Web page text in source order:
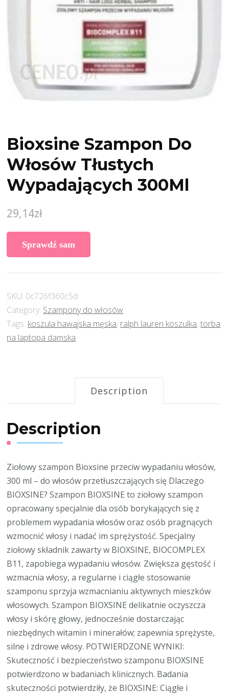
Bioxsine Szampon Do
Włosów Tłustych
Wypadających 300Ml
29,14zł
Sprawdź sam
SKU: 0c726f360c5d
Category: Szampony do włosów
Tags: koszula hawajska męska, ralph lauren koszulka,torba
na laptopa damska
Description
Description
Ziołowy szampon Bioxsine przeciw wypadaniu włosów,
300 ml – do włosów przetłuszczających się Dlaczego
BIOXSINE? Szampon BIOXSINE to ziołowy szampon
opracowany specjalnie dla osób borykających się z
problemem wypadania włosów oraz osób pragnących
wzmocnić włosy i nadać im sprężystość. Specjalny
ziołowy składnik zawarty w BIOXSINE, BIOCOMPLEX
B11, zapobiega wypadaniu włosów. Zwiększa gęstość i
wzmacnia włosy, a regularne i ciągłe stosowanie
szamponu sprzyja wzmacnianiu aktywnych mieszków
włosowych. Szampon BIOXSINE delikatnie oczyszcza
włosy i skórę głowy, jednocześnie dostarczając
niezbędnych witamin i minerałów; zapewnia sprężyste,
silne i zdrowe włosy. POTWIERDZONE WYNIKI:
Skuteczność i bezpieczeństwo szamponu BIOXSINE
potwierdzono w badaniach klinicznych. Badania
skuteczności potwierdziły, że BIOXSINE: Ciągłe i